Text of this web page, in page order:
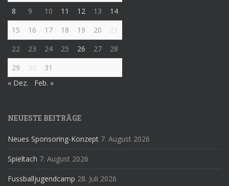
8
9 10 11 12 13
14
15
16 17 18 19 20
21
22
23 24 25 26 27
28
29
30
31
« Dez.
Feb. »
NEUESTE BEITRÄGE
Neues Sponsoring-Konzept 7. August 2026
Spieltach 7. August 2026
Fussballjugendcamp 28. Juli 2026